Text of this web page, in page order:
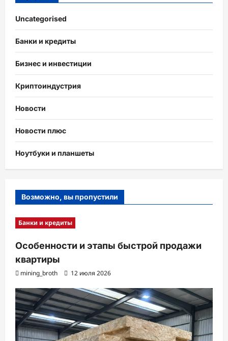
Uncategorised
Банки и кредиты
Бизнес и инвестиции
Криптоиндустрия
Новости
Новости плюс
Ноутбуки и планшеты
Возможно, вы пропустили
Банки и кредиты
Особенности и этапы быстрой продажи
квартиры
mining_broth 12 июля 2026